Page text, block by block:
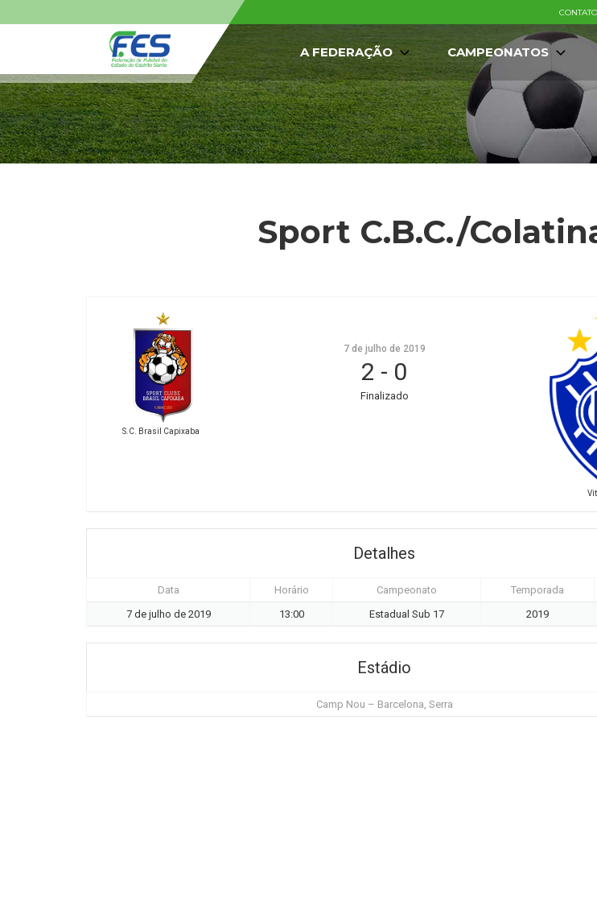
CONTATO
A FEDERAÇÃO CAMPEONATOS
Sport C.B.C./
S.C. Brasil Capixaba
7 de julho de 2019
2 - 0
Finalizado
Detalhes
Data Horário Campeonato Temporada
7 de julho de 2019
13:00 Estadual Sub 17 2019
Estádio
Camp Nou – Barcelona, Serra